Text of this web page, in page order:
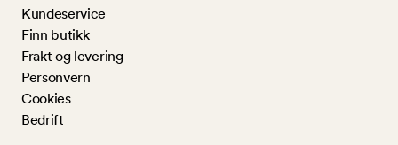
Kundeservice
Finn butikk
Frakt og levering
Personvern
Cookies
Bedrift